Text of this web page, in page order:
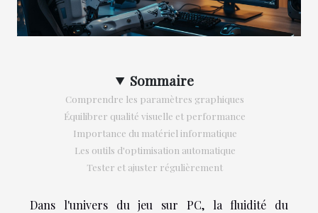
Sommaire
Comprendre les paramètres graphiques
Équilibrer qualité visuelle et performance
Importance du matériel informatique
Les outils d'optimisation automatique
Tester et ajuster régulièrement
Dans l'univers du jeu sur PC, la fluidité du